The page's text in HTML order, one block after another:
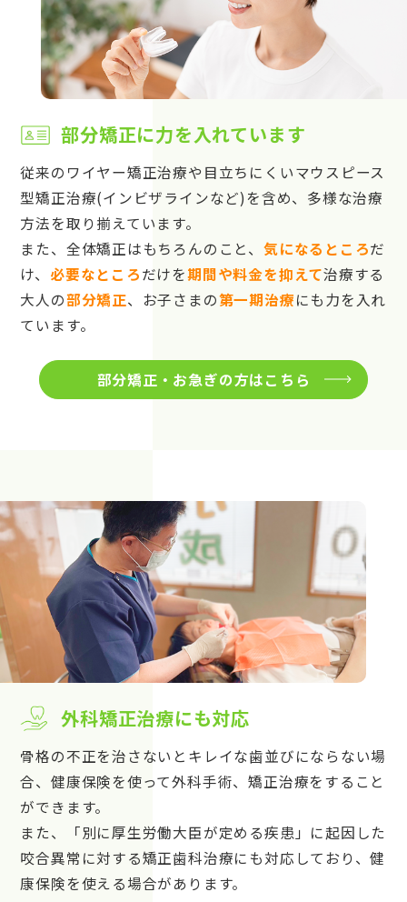
部分矯正に力を入れています
従来のワイヤー矯正治療や目立ちにくいマウスピース
型矯正治療(インビザラインなど)を含め、多様な治療
方法を取り揃えています。
また、全体矯正はもちろんのこと、 気になるところだ
け、 必要なところだけを期間や料金を抑えて治療する
大人の部分矯正、お子さまの第一期治療にも力を入れ
ています。
部分矯正・お急ぎの方はこちら
外科矯正治療にも対応
骨格の不正を治さないとキレイな歯並びにならない場
合、健康保険を使って外科手術、矯正治療をすること
ができます。
また、「別に厚生労働大臣が定める疾患」に起因した
咬合異常に対する矯正歯科治療にも対応しており、健
康保険を使える場合があります。